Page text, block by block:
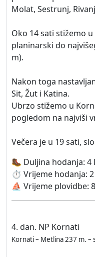
Molat, Sestrunj,
Oko 14 sati stižemo
planinarski do
m).
Nakon toga
Sit, Žut i Katina.
Ubrzo stižemo u
pogledom na najviši
Večera je u 19 sati,
🥾 Duljina hodanja: 4
⏱️ Vrijeme hodanja: 2
⛵ Vrijeme plovidbe:
4. dan. NP Kornati
Kornati – Metlina 237 m.